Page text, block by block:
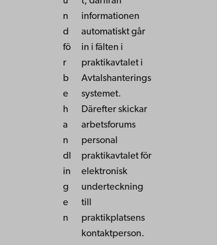
n
d
fö
r
b
e
h
a
n
dl
in
g
e
n
informationen
automatiskt går
in i fälten i
praktikavtalet i
Avtalshanterings
systemet.
Därefter skickar
arbetsforums
personal
praktikavtalet för
elektronisk
underteckning
till
praktikplatsens
kontaktperson.